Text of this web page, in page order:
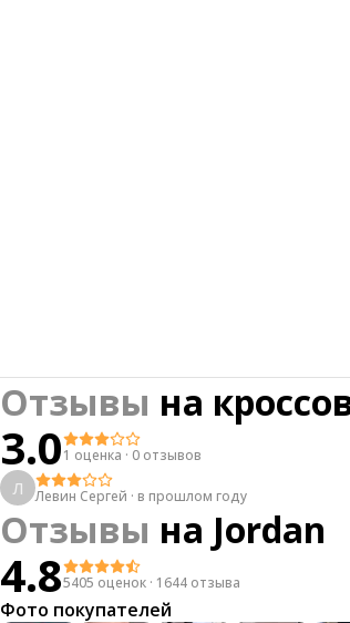
Отзывы на
3.01 оценка · 0 отзывов
Л Левин Сергей · в прошлом году
Отзывы на Jordan
4.85405 оценок · 1644 отзыва
Фото покупателей